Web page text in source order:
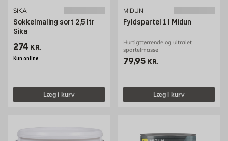
SIKA
Sokkelmaling sort 2,5 ltr
Sika
Pris 274 kr. /stk
274 KR.
Kun online
Læg i kurv
MIDUN
Fyldspartel 1 l Midun
Hurtigttørrende og ultralet
spartelmasse
Pris 79.95 kr. /stk
79,95 KR.
Læg i kurv